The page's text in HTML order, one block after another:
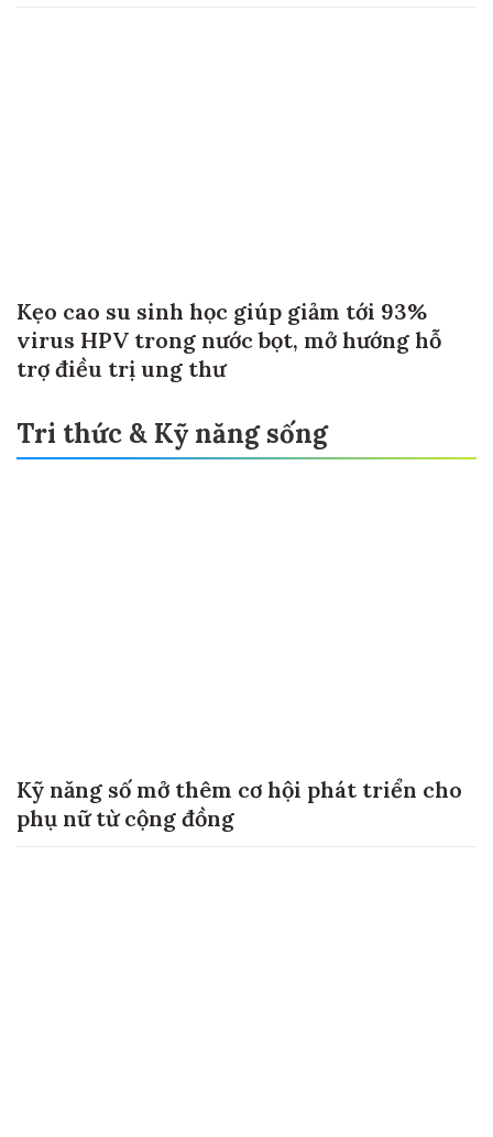
Kẹo cao su sinh học giúp giảm tới 93%
virus HPV trong nước bọt, mở hướng hỗ
trợ điều trị ung thư
Tri thức & Kỹ năng sống
Kỹ năng số mở thêm cơ hội phát triển cho
phụ nữ từ cộng đồng